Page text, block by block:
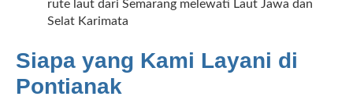
rute laut dari Semarang melewati Laut Jawa dan
Selat Karimata
Siapa yang Kami Layani di
Pontianak